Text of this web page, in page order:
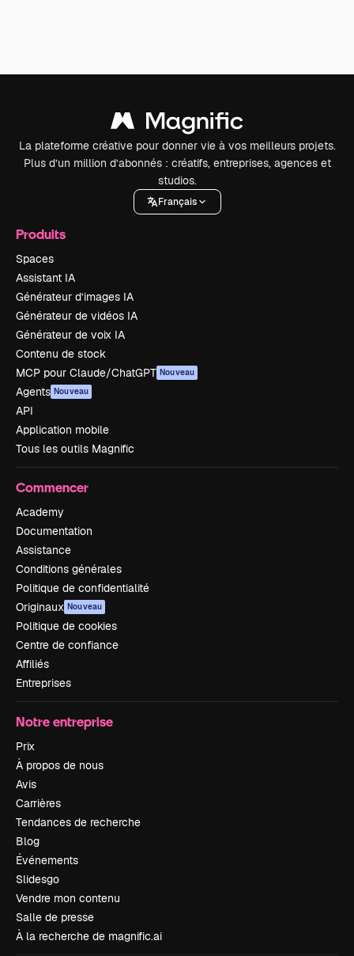
La plateforme créative pour donner vie à vos meilleurs projets.
Plus d’un million d’abonnés : créatifs, entreprises, agences et
studios.
Français
Produits
Spaces
Assistant IA
Générateur d’images IA
Générateur de vidéos IA
Générateur de voix IA
Contenu de stock
MCP pour Claude/ChatGPT Nouveau
Agents Nouveau
API
Application mobile
Tous les outils Magnific
Commencer
Academy
Documentation
Assistance
Conditions générales
Politique de confidentialité
Originaux Nouveau
Politique de cookies
Centre de confiance
Affiliés
Entreprises
Notre entreprise
Prix
À propos de nous
Avis
Carrières
Tendances de recherche
Blog
Événements
Slidesgo
Vendre mon contenu
Salle de presse
À la recherche de magnific.ai